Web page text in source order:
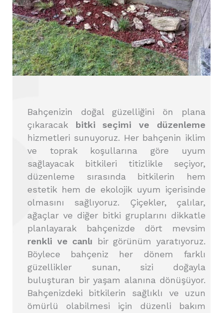
Bahçenizin doğal güzelliğini ön plana
çıkaracak bitki seçimi ve düzenleme
hizmetleri sunuyoruz. Her bahçenin iklim
ve toprak koşullarına göre uyum
sağlayacak bitkileri titizlikle seçiyor,
düzenleme sırasında bitkilerin hem
estetik hem de ekolojik uyum içerisinde
olmasını sağlıyoruz. Çiçekler, çalılar,
ağaçlar ve diğer bitki gruplarını dikkatle
planlayarak bahçenizde dört mevsim
renkli ve canlı bir görünüm yaratıyoruz.
Böylece bahçeniz her dönem farklı
güzellikler sunan, sizi doğayla
buluşturan bir yaşam alanına dönüşüyor.
Bahçenizdeki bitkilerin sağlıklı ve uzun
ömürlü olabilmesi için düzenli bakım